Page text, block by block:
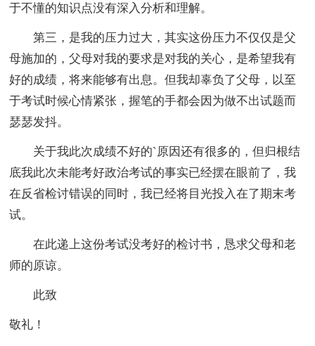
于不懂的知识点没有深入分析和理解。
第三，是我的压力过大，其实这份压力不仅仅是父
母施加的，父母对我的要求是对我的关心，是希望我有
好的成绩，将来能够有出息。但我却辜负了父母，以至
于考试时候心情紧张，握笔的手都会因为做不出试题而
瑟瑟发抖。
关于我此次成绩不好的`原因还有很多的，但归根结
底我此次未能考好政治考试的事实已经摆在眼前了，我
在反省检讨错误的同时，我已经将目光投入在了期末考
试。
在此递上这份考试没考好的检讨书，恳求父母和老
师的原谅。
此致
敬礼！